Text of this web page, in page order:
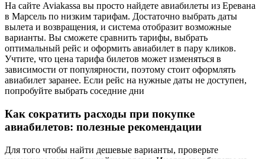
На сайте Aviakassa вы просто найдете авиабилеты из Еревана
в Марсель по низким тарифам. Достаточно выбрать даты
вылета и возвращения, и система отобразит возможные
варианты. Вы сможете сравнить тарифы, выбрать
оптимальный рейс и оформить авиабилет в пару кликов.
Учтите, что цена тарифа билетов может изменяться в
зависимости от популярности, поэтому стоит оформлять
авиабилет заранее. Если рейс на нужные даты не доступен,
попробуйте выбрать соседние дни
Как сократить расходы при покупке
авиабилетов: полезные рекомендации
Для того чтобы найти дешевые варианты, проверьте